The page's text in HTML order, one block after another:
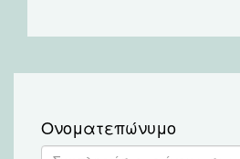
Ονοματεπώνυμο